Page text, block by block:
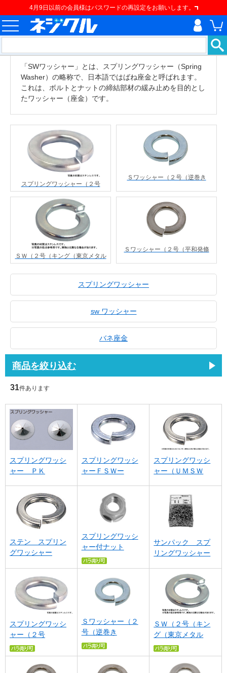
4月9日以前の会員様はパスワードの再設定をお願いします。
「SWワッシャー」とは、スプリングワッシャー（Spring
Washer）の略称で、日本語ではばね座金と呼ばれます。
これは、ボルトとナットの締結部材の緩み止めを目的とし
たワッシャー（座金）です。
スプリングワッシャー（２号
Ｓワッシャー（２号（逆巻き
ＳＷ（２号（キング（東京メタル
Ｓワッシャー（２号（平和発條
スプリングワッシャー
sw ワッシャー
バネ座金
商品を絞り込む
31件あります
スプリングワッシ
ャー ＰＫ
スプリングワッシ
ャーＦＳＷー
スプリングワッシ
ャー（ＵＭＳＷ
ステン スプリン
グワッシャー
スプリングワッシ
ャー付ナット
サンパック スプ
リングワッシャー
スプリングワッシ
ャー（２号
Ｓワッシャー（２
号（逆巻き
ＳＷ（２号（キン
グ（東京メタル